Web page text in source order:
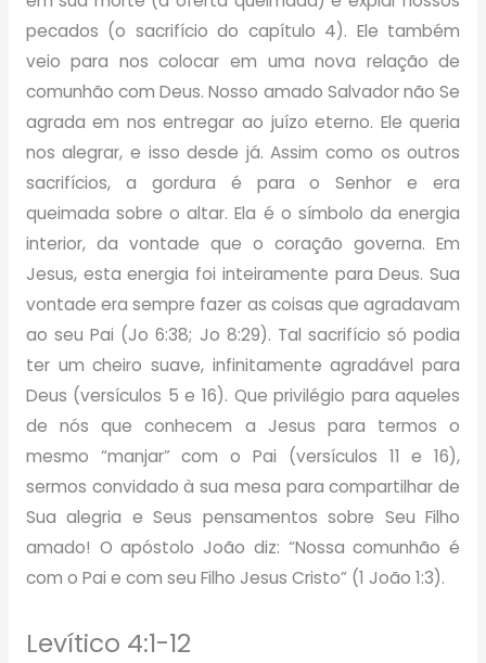
pecados (o sacrifício do capítulo 4). Ele também
veio para nos colocar em uma nova relação de
comunhão com Deus. Nosso amado Salvador não Se
agrada em nos entregar ao juízo eterno. Ele queria
nos alegrar, e isso desde já. Assim como os outros
sacrifícios, a gordura é para o Senhor e era
queimada sobre o altar. Ela é o símbolo da energia
interior, da vontade que o coração governa. Em
Jesus, esta energia foi inteiramente para Deus. Sua
vontade era sempre fazer as coisas que agradavam
ao seu Pai (Jo 6:38; Jo 8:29). Tal sacrifício só podia
ter um cheiro suave, infinitamente agradável para
Deus (versículos 5 e 16). Que privilégio para aqueles
de nós que conhecem a Jesus para termos o
mesmo “manjar” com o Pai (versículos 11 e 16),
sermos convidado à sua mesa para compartilhar de
Sua alegria e Seus pensamentos sobre Seu Filho
amado! O apóstolo João diz: “Nossa comunhão é
com o Pai e com seu Filho Jesus Cristo” (1 João 1:3).
Levítico 4:1-12